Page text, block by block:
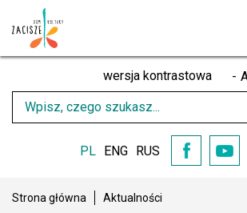
wersja kontrastowa -
PL ENG
RUS
Facebook
Strona główna Aktualności